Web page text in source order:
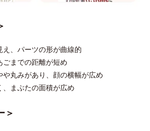
え、パーツの形が曲線的
ごまでの距離が短め
や丸みがあり、顔の横幅が広め
、まぶたの面積が広め
＞